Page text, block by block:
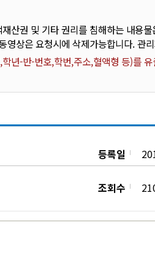
산권 및 기타 권리를 침해하는 내용
상은 요청시에 삭제가능합니다. 관
년-반-번호,학번,주소,혈액형 등)를
등록일
조회수